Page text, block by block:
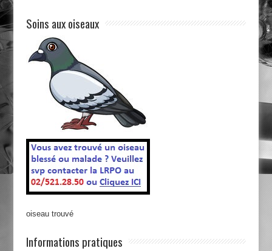
Soins aux oiseaux
oiseau trouvé
Informations pratiques